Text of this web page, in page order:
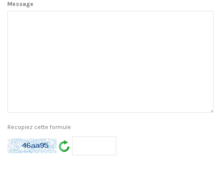
Message
Recopiez cette formule